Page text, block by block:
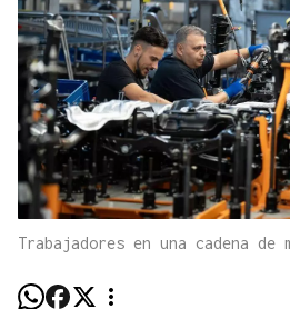
Trabajadores en una cadena de